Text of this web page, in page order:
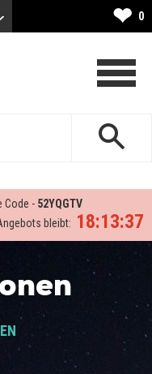
❤ 0
Code - 52YQGTV
18:13:37
bleibt: